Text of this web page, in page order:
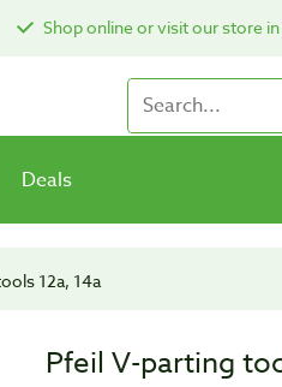
Shop online or visit our store
Deals
12a, 14a
Pfeil V-parting